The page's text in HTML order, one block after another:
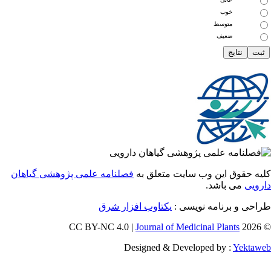
متوسط
ضعیف
حقوق این وب سایت متعلق بهفصلنامه علمی پژوهشی گیاهان
می باشد.
و برنامه نویسی :یکتاوب افزار شرق
Journal of Medicinal Plants
Designed & Developed by :